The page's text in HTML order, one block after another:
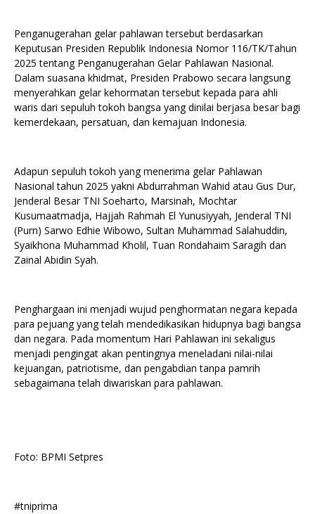
Penganugerahan gelar pahlawan tersebut berdasarkan
Keputusan Presiden Republik Indonesia Nomor 116/TK/Tahun
2025 tentang Penganugerahan Gelar Pahlawan Nasional.
Dalam suasana khidmat, Presiden Prabowo secara langsung
menyerahkan gelar kehormatan tersebut kepada para ahli
waris dari sepuluh tokoh bangsa yang dinilai berjasa besar bagi
kemerdekaan, persatuan, dan kemajuan Indonesia.
Adapun sepuluh tokoh yang menerima gelar Pahlawan
Nasional tahun 2025 yakni Abdurrahman Wahid atau Gus Dur,
Jenderal Besar TNI Soeharto, Marsinah, Mochtar
Kusumaatmadja, Hajjah Rahmah El Yunusiyyah, Jenderal TNI
(Purn) Sarwo Edhie Wibowo, Sultan Muhammad Salahuddin,
Syaikhona Muhammad Kholil, Tuan Rondahaim Saragih dan
Zainal Abidin Syah.
Penghargaan ini menjadi wujud penghormatan negara kepada
para pejuang yang telah mendedikasikan hidupnya bagi bangsa
dan negara. Pada momentum Hari Pahlawan ini sekaligus
menjadi pengingat akan pentingnya meneladani nilai-nilai
kejuangan, patriotisme, dan pengabdian tanpa pamrih
sebagaimana telah diwariskan para pahlawan.
Foto: BPMI Setpres
#tniprima